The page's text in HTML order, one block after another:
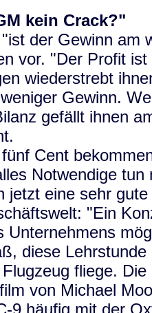
kein Crack?"
der Gewinn am
vor. "Der Profit
wiederstrebt
Gewinn.
gefällt ihnen
Cent
Notwendige
jetzt eine sehr
"Ein
Unternehmens
diese
fliege.
von Michael
9 häufig mit der